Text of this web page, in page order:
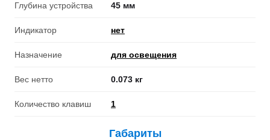
Глубина устройства 45 мм
Индикатор нет
Назначение для освещения
Вес нетто 0.073 кг
Количество клавиш 1
Габариты